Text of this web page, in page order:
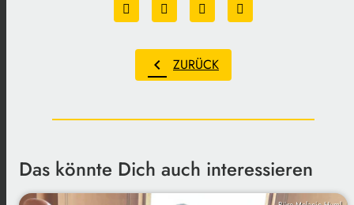
chevron_left ZURÜCK
Das könnte Dich auch interessieren